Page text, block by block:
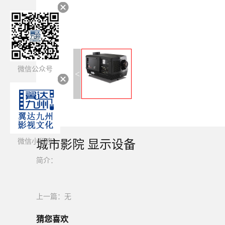
<
城市影院 显示设备
简介：
上一篇：无
猜您喜欢
微信公众号
微信小程序